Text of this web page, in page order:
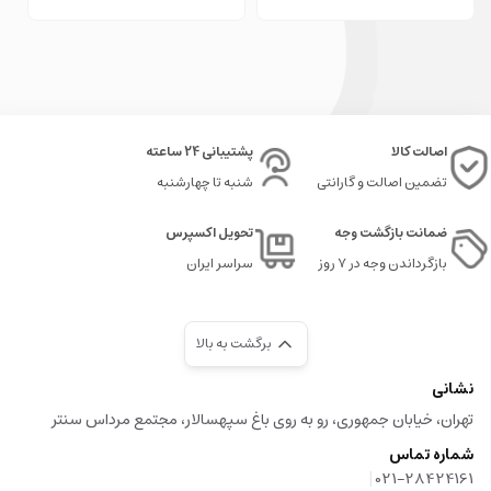
اصالت کالا
تضمین اصالت و گارانتی
پشتیبانی 24 ساعته
شنبه تا چهارشنبه
ضمانت بازگشت وجه
بازگرداندن وجه در ۷ روز
تحویل اکسپرس
سراسر ایران
برگشت به بالا
نشانی
تهران، خیابان جمهوری، رو به روی باغ سپهسالار، مجتمع مرداس سنتر
شماره تماس
021-28424161
|